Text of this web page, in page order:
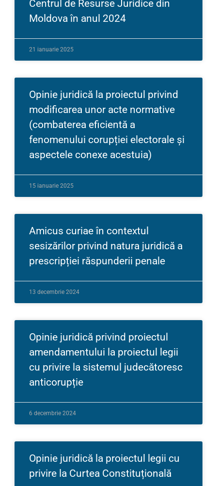
Centrul de Resurse Juridice din
Moldova în anul 2024
21 ianuarie 2025
Opinie juridică la proiectul privind
modificarea unor acte normative
(combaterea eficientă a
fenomenului corupției electorale și
aspectele conexe acestuia)
15 ianuarie 2025
Amicus curiae în contextul
sesizărilor privind natura juridică a
prescripției răspunderii penale
13 decembrie 2024
Opinie juridică privind proiectul
amendamentului la proiectul legii
cu privire la sistemul judecătoresc
anticorupție
6 decembrie 2024
Opinie juridică la proiectul legii cu
privire la Curtea Constituțională